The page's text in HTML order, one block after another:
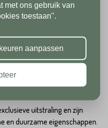
van de badkamer tot de
en kleuren bieden
Stone base
uitstraling en zijn
en duurzame eigenschappen.
graag weer bij
Fijne
met ons gebruik van
toestaan".
aanpassen